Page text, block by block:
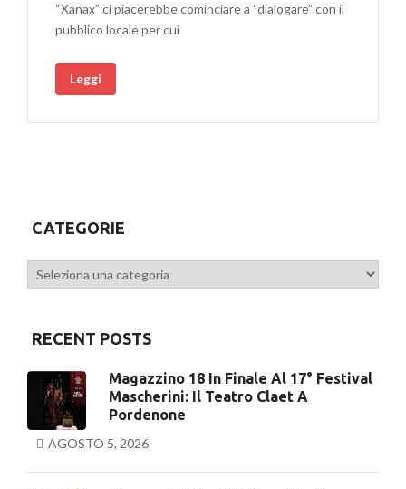
“Xanax” ci piacerebbe cominciare a “dialogare” con il
pubblico locale per cui
Leggi
CATEGORIE
Categorie
RECENT POSTS
Magazzino 18 In Finale Al 17° Festival
Mascherini: Il Teatro Claet A
Pordenone
AGOSTO 5, 2026